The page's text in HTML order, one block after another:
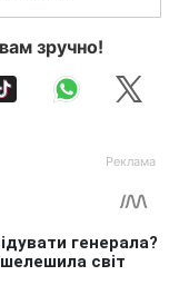
зручно!